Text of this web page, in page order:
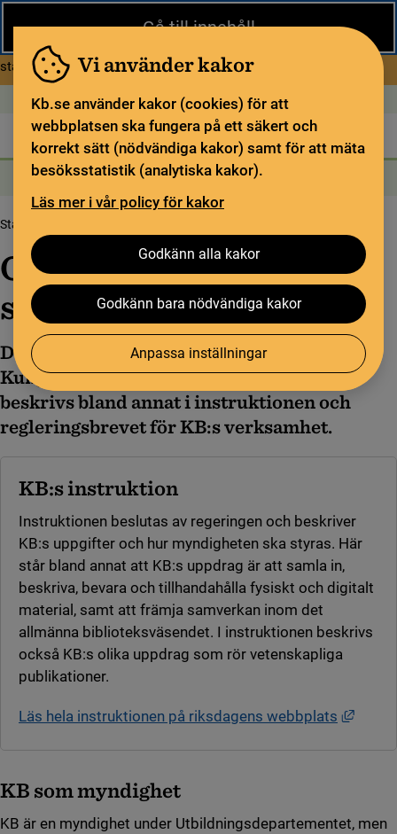
Gå till innehåll
Under sommaren har KB begränsad service och särskilda
öppettider. Vissa veckor är en del funktioner och samlingar
stängda.Läs mer om Begränsad service i sommar
Vi använder kakor
Kb.se använder kakor (cookies) för att
webbplatsen ska fungera på ett säkert och
korrekt sätt (nödvändiga kakor) samt för att mäta
besöksstatistik (analytiska kakor).
Läs mer i vår policy för kakor
Godkänn alla kakor
Godkänn bara nödvändiga kakor
Anpassa inställningar
Öppet idag: 9–17In English
Biblioteket För bibliotekssektorn Pliktleverans och ISBN
Sök Sök
Söktjänster
Startsida
Organisation och
styrning
Det är regeringen som bestämmer vad
Kungliga biblioteket har för uppgifter. Det
beskrivs bland annat i instruktionen och
regleringsbrevet för KB:s verksamhet.
KB:s instruktion
Instruktionen beslutas av regeringen och beskriver
KB:s uppgifter och hur myndigheten ska styras. Här
står bland annat att KB:s uppdrag är att samla in,
beskriva, bevara och tillhandahålla fysiskt och digitalt
material, samt att främja samverkan inom det
allmänna biblioteksväsendet. I instruktionen beskrivs
också KB:s olika uppdrag som rör vetenskapliga
publikationer.
Läs hela instruktionen på riksdagens webbplats Länk
KB som myndighet
KB är en myndighet under Utbildningsdepartementet, men